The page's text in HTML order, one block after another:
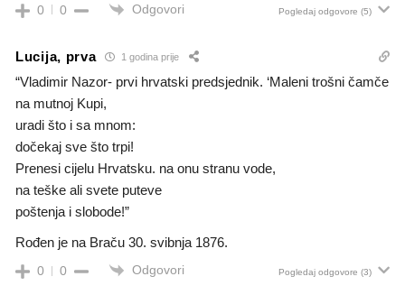
0 0 Odgovori Pogledaj odgovore (5)
Lucija, prva 1 godina prije
“Vladimir Nazor- prvi hrvatski predsjednik. ‘Maleni trošni čamče
na mutnoj Kupi,
uradi što i sa mnom:
dočekaj sve što trpi!
Prenesi cijelu Hrvatsku. na onu stranu vode,
na teške ali svete puteve
poštenja i slobode!”
Rođen je na Braču 30. svibnja 1876.
0 0 Odgovori Pogledaj odgovore (3)